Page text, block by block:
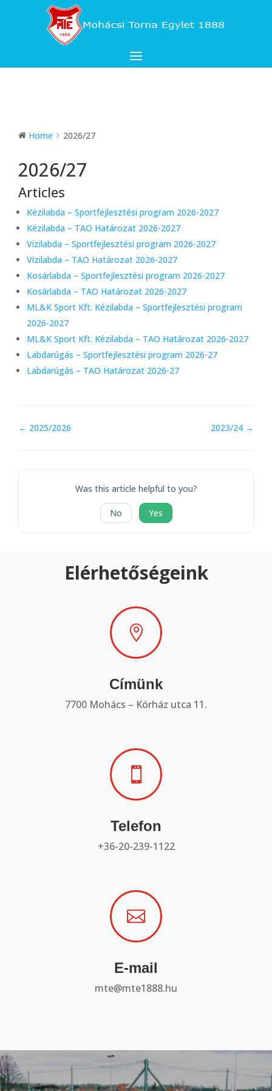
Home 2026/27
2026/27
Articles
Kézilabda – Sportfejlesztési program 2026-2027
Kézilabda – TAO Határozat 2026-2027
Vízilabda – Sportfejlesztési program 2026-2027
Vízilabda – TAO Határozat 2026-2027
Kosárlabda – Sportfejlesztési program 2026-2027
Kosárlabda – TAO Határozat 2026-2027
ML&K Sport Kft. Kézilabda – Sportfejlesztési program
2026-2027
ML&K Sport Kft. Kézilabda – TAO Határozat 2026-2027
Labdarúgás – Sportfejlesztési program 2026-27
Labdarúgás – TAO Határozat 2026-27
Doc
← 2025/2026 2023/24 →
Was this article helpful to you?
No Yes
Elérhetőségeink

Címünk
7700 Mohács – Kórház utca 11.

Telefon
+36-20-239-1122

E-mail
mte@mte1888.hu